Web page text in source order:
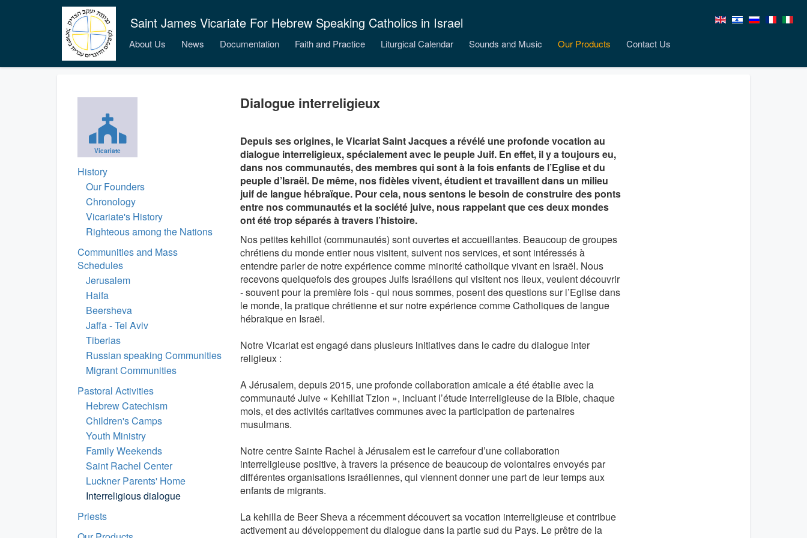
Saint James Vicariate For Hebrew Speaking Catholics in Israel
About Us News Documentation Faith and Practice Liturgical Calendar Sounds and Music Our Products Contact Us
Vicariate
History
Our Founders
Chronology
Vicariate's History
Righteous among the Nations
Communities and Mass
Schedules
Jerusalem
Haifa
Beersheva
Jaffa - Tel Aviv
Tiberias
Russian speaking Communities
Migrant Communities
Pastoral Activities
Hebrew Catechism
Children's Camps
Youth Ministry
Family Weekends
Saint Rachel Center
Luckner Parents' Home
Interreligious dialogue
Priests
Dialogue interreligieux
Depuis ses origines, le Vicariat Saint Jacques a révélé une profonde vocation au
dialogue interreligieux, spécialement avec le peuple Juif. En effet, il y a toujours eu,
dans nos communautés, des membres qui sont à la fois enfants de l’Eglise et du
peuple d’Israël. De même, nos fidèles vivent, étudient et travaillent dans un milieu
juif de langue hébraïque. Pour cela, nous sentons le besoin de construire des ponts
entre nos communautés et la société juive, nous rappelant que ces deux mondes
ont été trop séparés à travers l’histoire.
Nos petites kehillot (communautés) sont ouvertes et accueillantes. Beaucoup de groupes
chrétiens du monde entier nous visitent, suivent nos services, et sont intéressés à
entendre parler de notre expérience comme minorité catholique vivant en Israël. Nous
recevons quelquefois des groupes Juifs Israéliens qui visitent nos lieux, veulent découvrir
- souvent pour la première fois - qui nous sommes, posent des questions sur l’Eglise dans
le monde, la pratique chrétienne et sur notre expérience comme Catholiques de langue
hébraïque en Israël.
Notre Vicariat est engagé dans plusieurs initiatives dans le cadre du dialogue inter
religieux :
A Jérusalem, depuis 2015, une profonde collaboration amicale a été établie avec la
communauté Juive « Kehillat Tzion », incluant l’étude interreligieuse de la Bible, chaque
mois, et des activités caritatives communes avec la participation de partenaires
musulmans.
Notre centre Sainte Rachel à Jérusalem est le carrefour d’une collaboration
interreligieuse positive, à travers la présence de beaucoup de volontaires envoyés par
différentes organisations israéliennes, qui viennent donner une part de leur temps aux
enfants de migrants.
La kehilla de Beer Sheva a récemment découvert sa vocation interreligieuse et contribue
activement au développement du dialogue dans la partie sud du Pays. Le prêtre de la